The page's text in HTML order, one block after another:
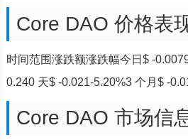
Core DAO 价格表
时间范围涨跌额涨跌幅今日$ -
0.240 天$ -0.021-5.20%3 个月$ -
Core DAO 市场信